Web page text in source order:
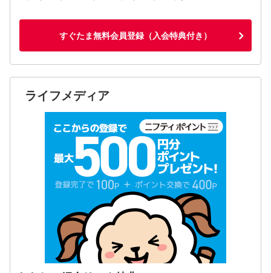
すぐたま無料会員登録（入会特典付き）
ライフメディア